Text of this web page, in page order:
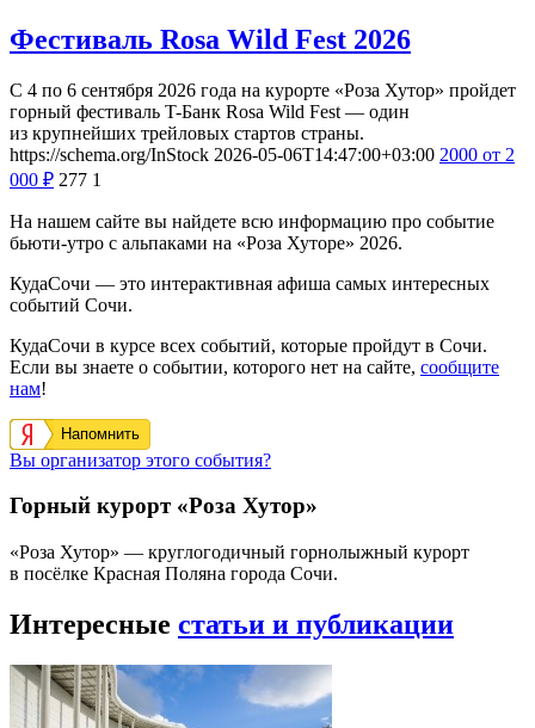
Фестиваль Rosa Wild Fest 2026
С 4 по 6 сентября 2026 года на курорте «Роза Хутор» пройдет
горный фестиваль T-Банк Rosa Wild Fest — один
из крупнейших трейловых стартов страны.
https://schema.org/InStock 2026-05-06T14:47:00+03:00 2000 от 2
000 ₽ 277 1
На нашем сайте вы найдете всю информацию про событие
бьюти-утро с альпаками на «Роза Хуторе» 2026.
КудаСочи — это интерактивная афиша самых интересных
событий Сочи.
КудаСочи в курсе всех событий, которые пройдут в Сочи.
Если вы знаете о событии, которого нет на сайте, сообщите
нам!
Напомнить
Вы организатор этого события?
Горный курорт «Роза Хутор»
«Роза Хутор» — круглогодичный горнолыжный курорт
в посёлке Красная Поляна города Сочи.
Интересные статьи и публикации